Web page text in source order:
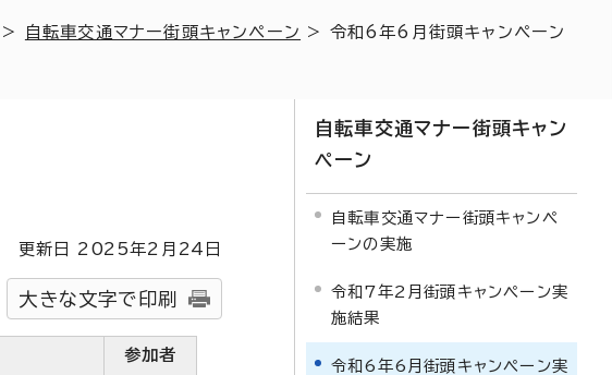
> 自転車交通マナー街頭キャンペーン > 令和6年6月街頭キャンペーン
更新日 2025年2月 24 日
大きな文字で印刷
参加者
自転車交通マナー街頭キャン
ペーン
自転車交通マナー街頭キャンペ
ーンの実施
令和7年2月街頭キャンペーン実
施結果
令和6年6月街頭キャンペーン実